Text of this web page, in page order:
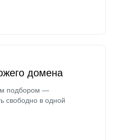
домена
подбором —
свободно в одной